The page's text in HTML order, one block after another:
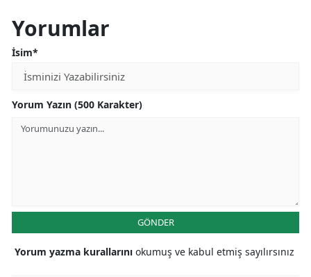
Yorumlar
İsim*
Yorum Yazın (500 Karakter)
GÖNDER
Yorum yazma kurallarını okumuş ve kabul etmiş sayılırsınız